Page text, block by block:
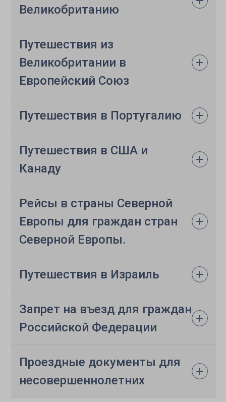
Великобританию
Путешествия из
Великобритании в
Европейский Союз
Путешествия в Португалию
Путешествия в США и
Канаду
Pейсы в страны Северной
Европы для граждан стран
Северной Европы.
Путешествия в Израиль
Запрет на въезд для граждан
Российской Федерации
Проездные документы для
несовершеннолетних